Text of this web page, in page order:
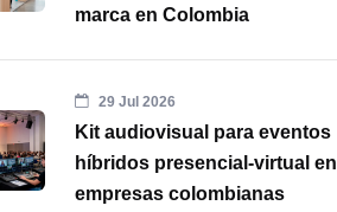
marca en Colombia
29 Jul 2026
Kit audiovisual para eventos
híbridos presencial-virtual en
empresas colombianas